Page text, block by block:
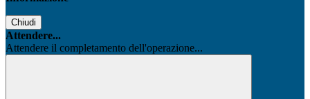
Chiudi
Attendere...
Attendere il completamento dell'operazione...